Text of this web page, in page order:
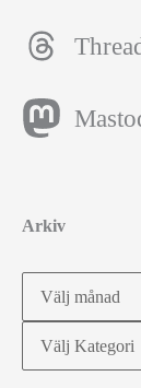
Arkiv
Arkiv
Kategorier